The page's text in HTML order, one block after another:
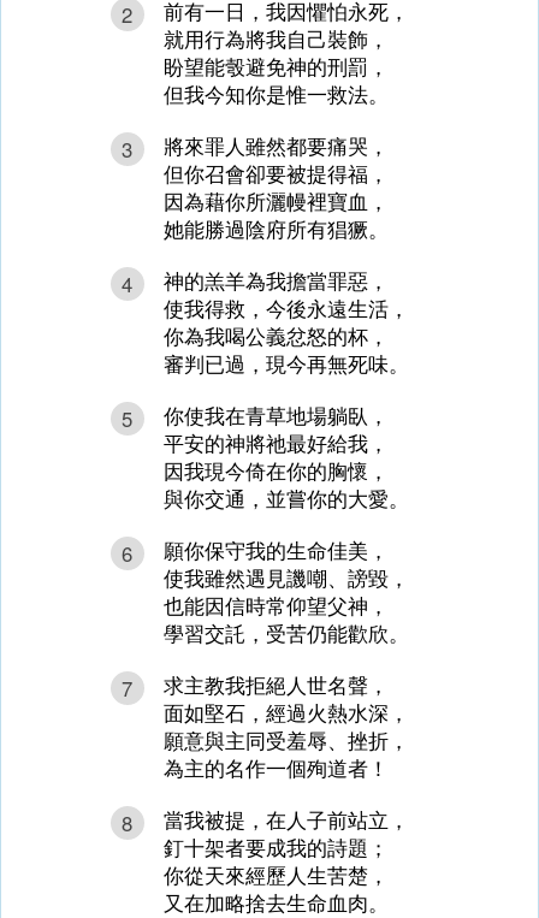
2
前有一日，我因懼怕永死，
就用行為將我自己裝飾，
盼望能彀避免神的刑罰，
但我今知你是惟一救法。
3
將來罪人雖然都要痛哭，
但你召會卻要被提得福，
因為藉你所灑幔裡寶血，
她能勝過陰府所有猖獗。
4
神的羔羊為我擔當罪惡，
使我得救，今後永遠生活，
你為我喝公義忿怒的杯，
審判已過，現今再無死味。
5
你使我在青草地場躺臥，
平安的神將祂最好給我，
因我現今倚在你的胸懷，
與你交通，並嘗你的大愛。
6
願你保守我的生命佳美，
使我雖然遇見譏嘲、謗毀，
也能因信時常仰望父神，
學習交託，受苦仍能歡欣。
7
求主教我拒絕人世名聲，
面如堅石，經過火熱水深，
願意與主同受羞辱、挫折，
為主的名作一個殉道者！
8
當我被提，在人子前站立，
釘十架者要成我的詩題；
你從天來經歷人生苦楚，
又在加略捨去生命血肉。